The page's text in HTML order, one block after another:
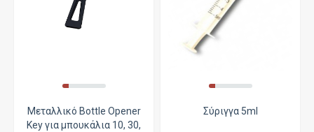
Μεταλλικό Bottle Opener
Key για μπουκάλια 10, 30,
Σύριγγα 5ml